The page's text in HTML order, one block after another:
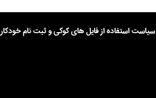
سیاست استفاده از فایل های کوکی و ثبت نام خودکار